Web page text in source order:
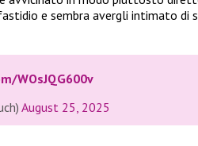
e sembra avergli intimato di
WOsJQG600v
August 25, 2025